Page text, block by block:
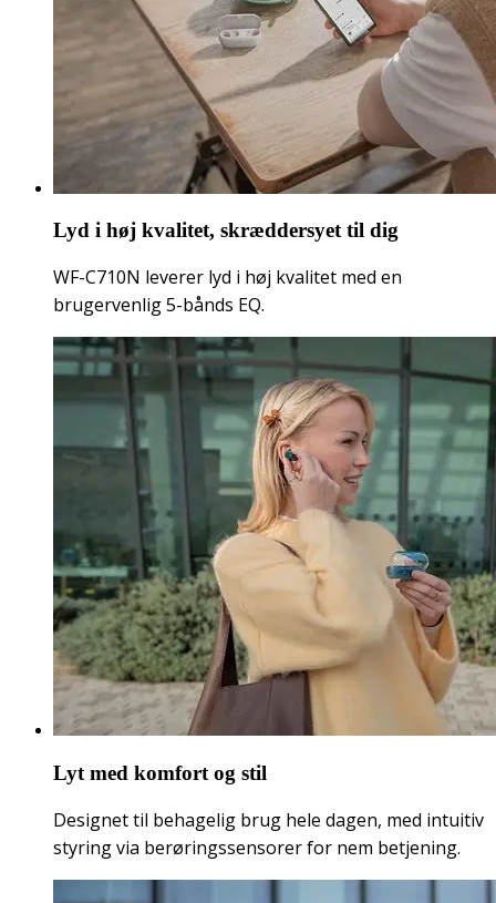
Lyd i høj kvalitet, skræddersyet til dig
WF-C710N leverer lyd i høj kvalitet med en
brugervenlig 5-bånds EQ.
Lyt med komfort og stil
Designet til behagelig brug hele dagen, med intuitiv
styring via berøringssensorer for nem betjening.